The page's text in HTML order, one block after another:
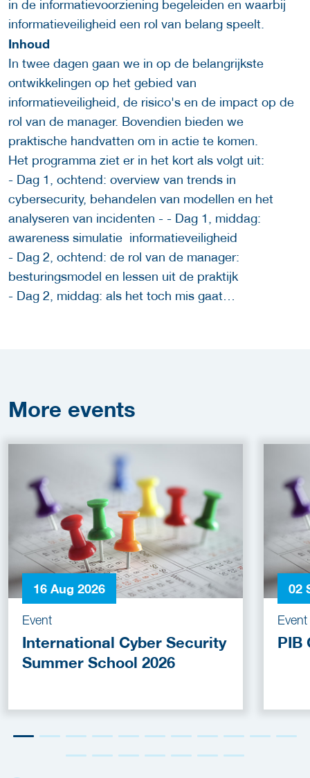
in de informatievoorziening begeleiden en waarbij
informatieveiligheid een rol van belang speelt.
Inhoud
In twee dagen gaan we in op de belangrijkste
ontwikkelingen op het gebied van
informatieveiligheid, de risico's en de impact op de
rol van de manager. Bovendien bieden we
praktische handvatten om in actie te komen.
Het programma ziet er in het kort als volgt uit:
- Dag 1, ochtend: overview van trends in
cybersecurity, behandelen van modellen en het
analyseren van incidenten - - Dag 1, middag:
awareness simulatie informatieveiligheid
- Dag 2, ochtend: de rol van de manager:
besturingsmodel en lessen uit de praktijk
- Dag 2, middag: als het toch mis gaat…
More events
16 Aug 2026
Event
International Cyber Security
Summer School 2026
02
Event
PIB